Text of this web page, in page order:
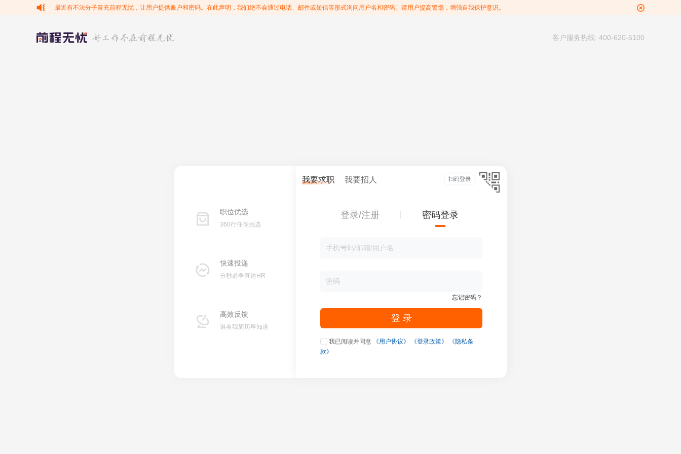
最近有不法分子冒充前程无忧，让用户提供账户和密码。在此声明，我们绝不会通过电话、邮件或短信等形式询问用户名和密码。请用户提高警惕，增强自我保护意识。
客户服务热线: 400-620-5100
职位优选
360行任你挑选
快速投递
分秒必争直达HR
高效反馈
谁看我简历早知道
我要求职 我要招人
登录/注册 密码登录
忘记密码？
登 录
我已阅读并同意 《用户协议》 《登录政策》
《隐私条
款》